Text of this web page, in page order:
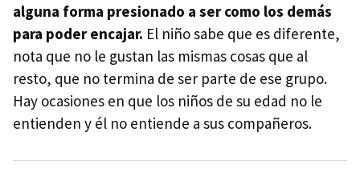
alguna forma presionado a ser como los demás
para poder encajar. El niño sabe que es diferente,
nota que no le gustan las mismas cosas que al
resto, que no termina de ser parte de ese grupo.
Hay ocasiones en que los niños de su edad no le
entienden y él no entiende a sus compañeros.